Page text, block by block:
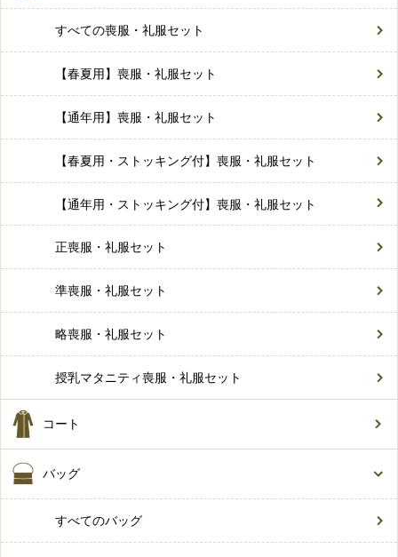
すべての喪服・礼服セット
【春夏用】喪服・礼服セット
【通年用】喪服・礼服セット
【春夏用・ストッキング付】喪服・礼服セット
【通年用・ストッキング付】喪服・礼服セット
正喪服・礼服セット
準喪服・礼服セット
略喪服・礼服セット
授乳マタニティ喪服・礼服セット
コート
バッグ
すべてのバッグ